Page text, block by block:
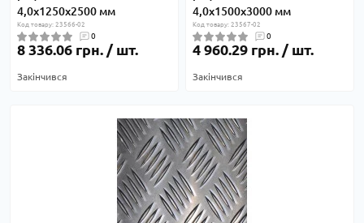
4,0х1250х2500 мм
Код товару: 23566-02
0
8 336.06 грн. / шт.
Закінчився
4,0х1500х3000 мм
Код товару: 23567-02
0
4 960.29 грн. / шт.
Закінчився